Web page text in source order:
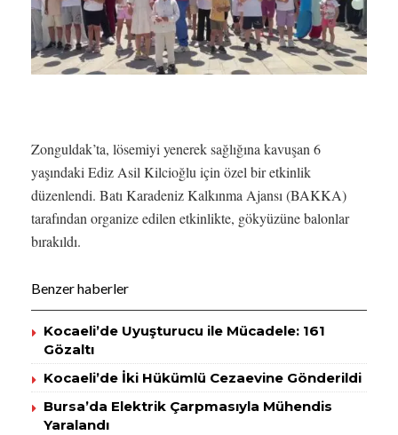
Zonguldak’ta, lösemiyi yenerek sağlığına kavuşan 6
yaşındaki Ediz Asil Kilcioğlu için özel bir etkinlik
düzenlendi. Batı Karadeniz Kalkınma Ajansı (BAKKA)
tarafından organize edilen etkinlikte, gökyüzüne balonlar
bırakıldı.
Benzer haberler
Kocaeli’de Uyuşturucu ile Mücadele: 161
Gözaltı
Kocaeli’de İki Hükümlü Cezaevine Gönderildi
Bursa’da Elektrik Çarpmasıyla Mühendis
Yaralandı